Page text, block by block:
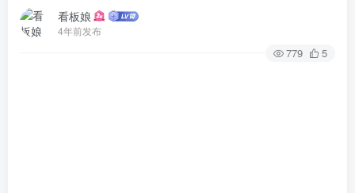
看板娘
4年前发布
779 5